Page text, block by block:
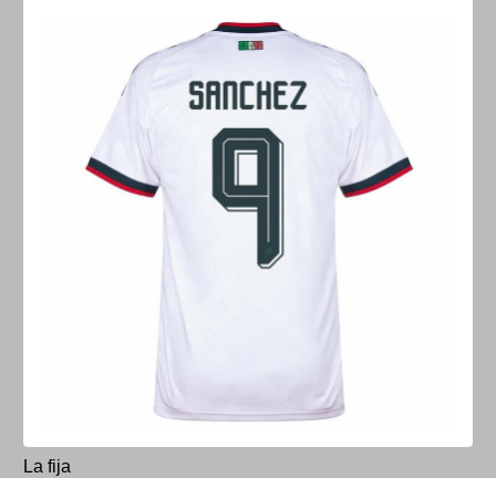
La fija